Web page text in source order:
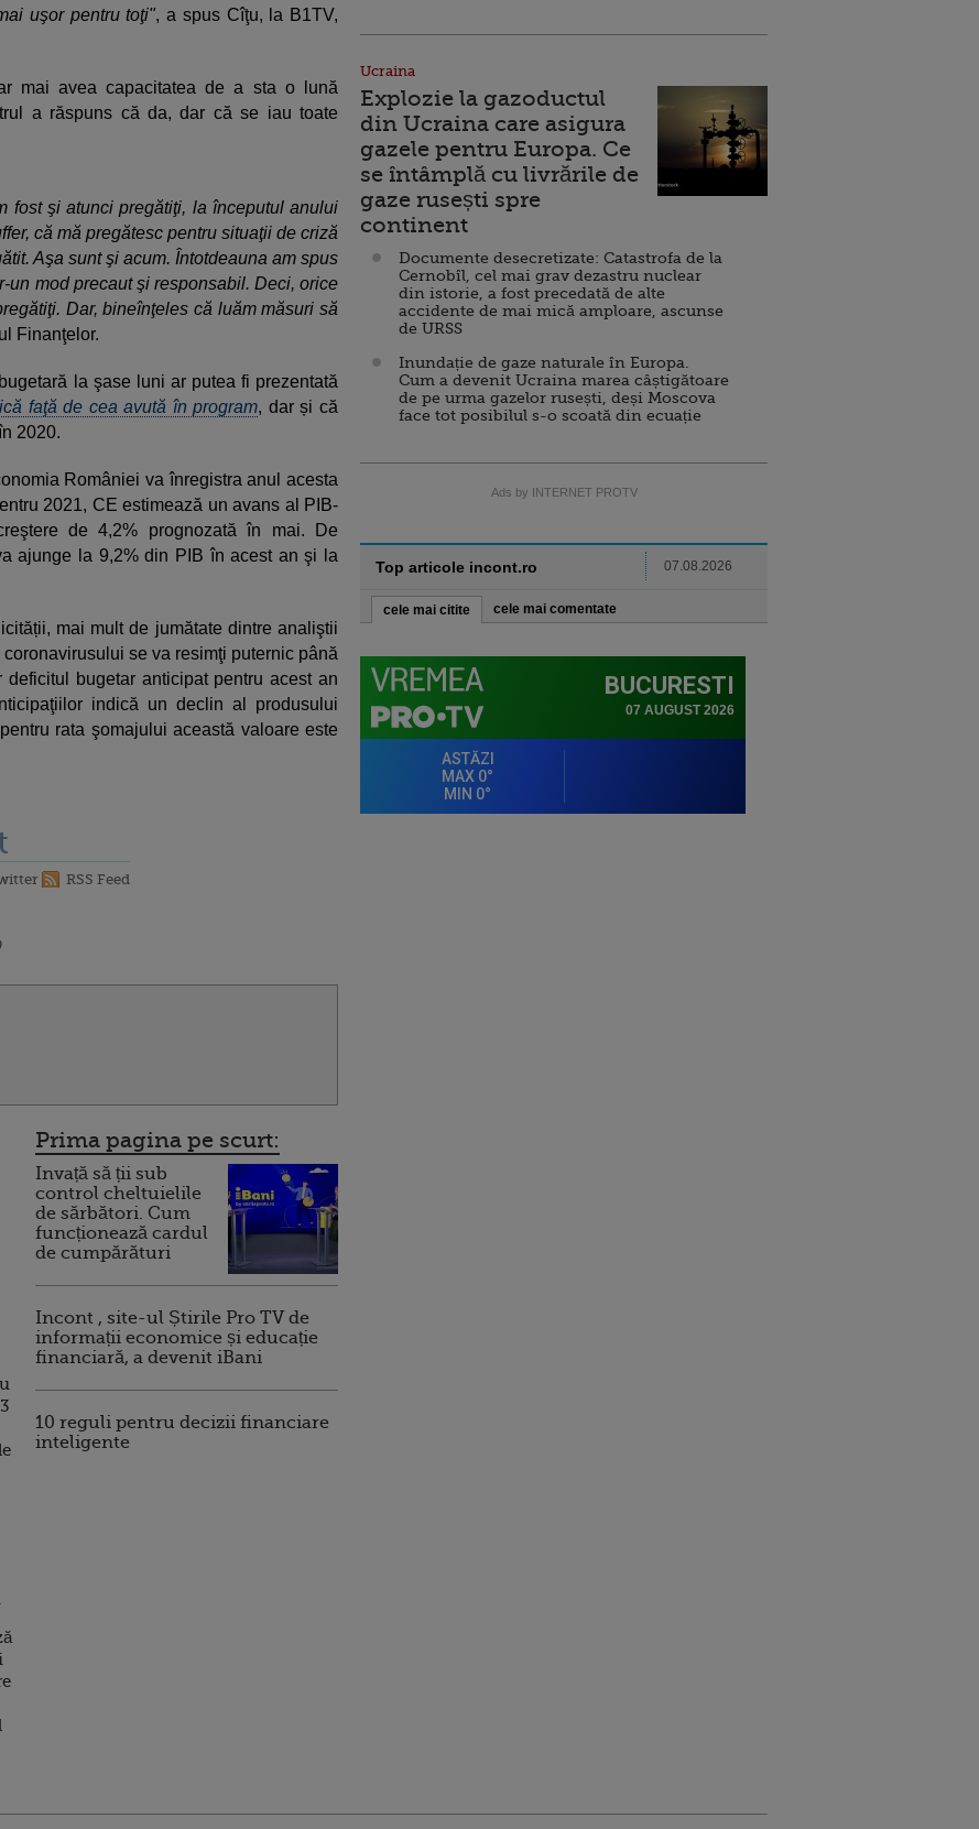
uşor pentru toţi", a spus Cîţu, la B1TV,
mai avea capacitatea de a sta o lună
a răspuns că da, dar că se iau toate
fost şi atunci pregătiţi, la începutul anului
că mă pregătesc pentru situaţii de criză
Aşa sunt şi acum. Întotdeauna am spus
mod precaut şi responsabil. Deci, orice
Dar, bineînţeles că luăm măsuri să
Finanţelor.
la şase luni ar putea fi prezentată
faţă de cea avută în program, dar și că
2020.
României va înregistra anul acesta
2021, CE estimează un avans al PIB-
de 4,2% prognozată în mai. De
ajunge la 9,2% din PIB în acest an şi la
mai mult de jumătate dintre analiştii
se va resimţi puternic până
bugetar anticipat pentru acest an
indică un declin al produsului
rata şomajului această valoare este
RSS Feed
Prima pagina pe scurt:
Invață să ții sub
control cheltuielile
de sărbători. Cum
funcționează cardul
de cumpărături
Incont , site-ul Știrile Pro TV de
informații economice și educație
financiară, a devenit iBani
10 reguli pentru decizii financiare
inteligente
Ucraina
Explozie la gazoductul
din Ucraina care asigura
gazele pentru Europa. Ce
se întâmplă cu livrările de
gaze rusești spre
continent
Documente desecretizate: Catastrofa de la
Cernobîl, cel mai grav dezastru nuclear
din istorie, a fost precedată de alte
accidente de mai mică amploare, ascunse
de URSS
Inundație de gaze naturale în Europa.
Cum a devenit Ucraina marea câștigătoare
de pe urma gazelor rusești, deși Moscova
face tot posibilul s-o scoată din ecuație
Ads by INTERNET PROTV
Top articole incont.ro 07.08.2026
cele mai citite cele mai comentate